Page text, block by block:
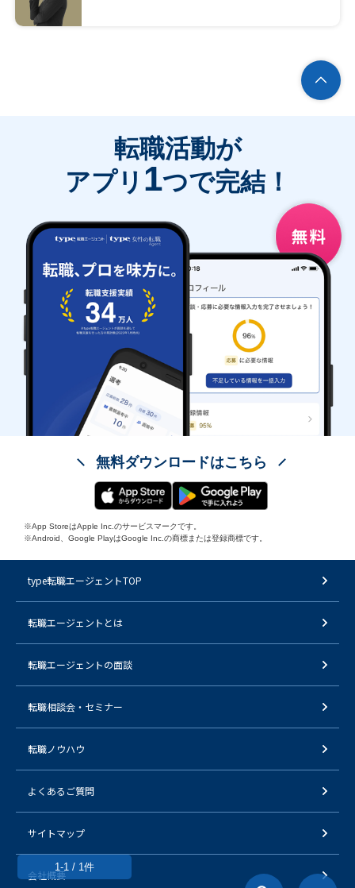
1-1 / 1件
転職活動が
アプリ 1つで完結！
無料ダウンロードはこちら
※App StoreはApple Inc.のサービスマークです。
※Android、Google PlayはGoogle Inc.の商標または登録商標です。
type転職エージェントTOP
転職エージェントとは
転職エージェントの面談
転職相談会・セミナー
転職ノウハウ
よくあるご質問
サイトマップ
会社概要